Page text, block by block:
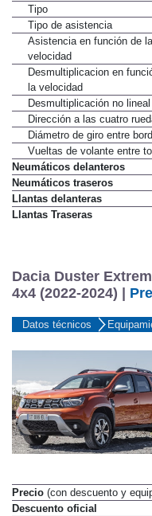
Tipo
Tipo de asistencia
Asistencia en función de la
velocidad
Desmultiplicacion en
la velocidad
Desmultiplicación no lineal
Dirección a las cuatro
Diámetro de giro entre
Vueltas de volante entre
Neumáticos delanteros
Neumáticos traseros
Llantas delanteras
Llantas Traseras
Dacia Duster
4x4 (2022-2024) |
Datos técnicos
Precio (con descuento y
Descuento oficial